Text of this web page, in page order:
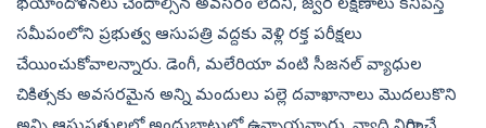
భయాందోళనలు చెందాల్సిన అవసరం లేదని, జ్వర లక్షణాలు కనిపిస్తే
సమీపంలోని ప్రభుత్వ ఆసుపత్రి వద్దకు వెళ్లి రక్త పరీక్షలు
చేయించుకోవాలన్నారు. డెంగీ, మలేరియా వంటి సీజనల్‌ వ్యాధుల
చికిత్సకు అవసరమైన అన్ని మందులు పల్లె దవాఖానాలు మొదలుకొని